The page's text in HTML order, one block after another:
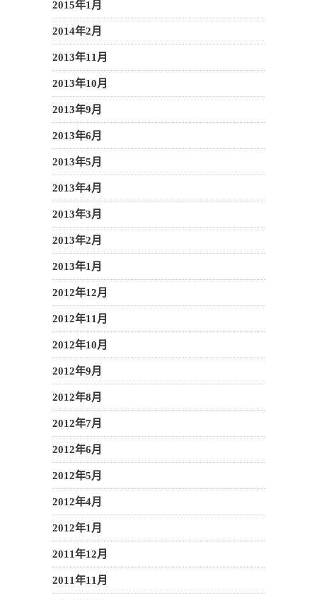
2015年1月
2014年2月
2013年11月
2013年10月
2013年9月
2013年6月
2013年5月
2013年4月
2013年3月
2013年2月
2013年1月
2012年12月
2012年11月
2012年10月
2012年9月
2012年8月
2012年7月
2012年6月
2012年5月
2012年4月
2012年1月
2011年12月
2011年11月